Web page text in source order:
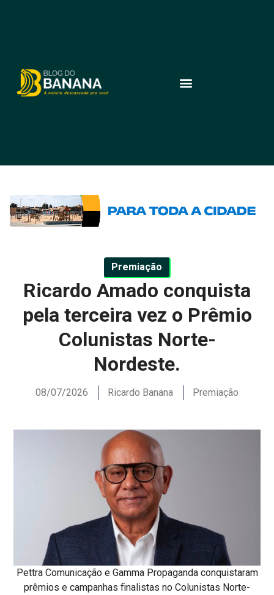
Premiação
Ricardo Amado conquista
pela terceira vez o Prêmio
Colunistas Norte-
Nordeste.
08/07/2026 Ricardo Banana Premiação
Pettra Comunicação e Gamma Propaganda conquistaram
prêmios e campanhas finalistas no Colunistas Norte-